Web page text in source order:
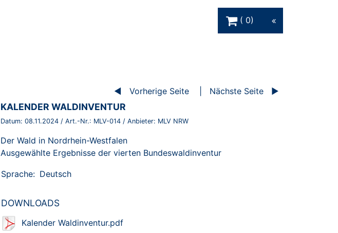
0
Vorherige Seite Nächste Seite
BROSCHÜRE:
KALENDER WALDINVENTUR
Datum: 08.11.2024 / Art.-Nr.: MLV-014 / Anbieter: MLV NRW
Der Wald in Nordrhein-Westfalen
Ausgewählte Ergebnisse der vierten Bundeswaldinventur
Sprache: Deutsch
DOWNLOADS
Kalender Waldinventur.pdf